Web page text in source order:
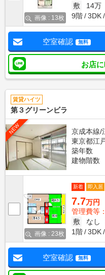
画像 : 13枚
敷
14万
9階
3DK
空室確認 無料
お店
賃貸ハイツ
第３グリーンビラ
NEW
京成本線/
東京都江
築年数
建物階数
画像 : 23枚
新着 即入居
7.7万円
管理費等
敷
なし
1階
3DK
空室確認 無料